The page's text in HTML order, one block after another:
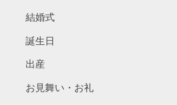
結婚式
誕生日
出産
お見舞い・お礼